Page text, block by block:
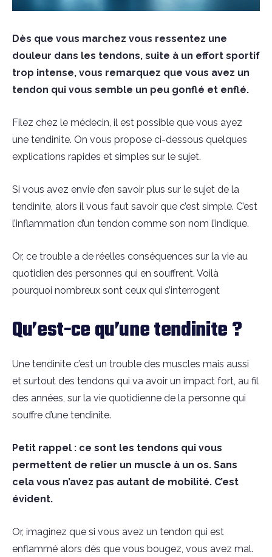
Dès que vous marchez vous ressentez une
douleur dans les tendons, suite à un effort sportif
trop intense, vous remarquez que vous avez un
tendon qui vous semble un peu gonflé et enflé.
Filez chez le médecin, il est possible que vous ayez
une tendinite. On vous propose ci-dessous quelques
explications rapides et simples sur le sujet.
Si vous avez envie d’en savoir plus sur le sujet de la
tendinite, alors il vous faut savoir que c’est simple. C’est
l’inflammation d’un tendon comme son nom l’indique.
Or, ce trouble a de réelles conséquences sur la vie au
quotidien des personnes qui en souffrent. Voilà
pourquoi nombreux sont ceux qui s’interrogent
Qu’est-ce qu’une tendinite ?
Une tendinite c’est un trouble des muscles mais aussi
et surtout des tendons qui va avoir un impact fort, au fil
des années, sur la vie quotidienne de la personne qui
souffre d’une tendinite.
Petit rappel : ce sont les tendons qui vous
permettent de relier un muscle à un os. Sans
cela vous n’avez pas autant de mobilité. C’est
évident.
Or, imaginez que si vous avez un tendon qui est
enflammé alors dès que vous bougez, vous avez mal.